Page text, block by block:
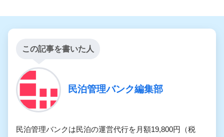
この記事を書いた人
民泊管理バンク編集部
民泊管理バンクは民泊の運営代行を月額19,800円（税